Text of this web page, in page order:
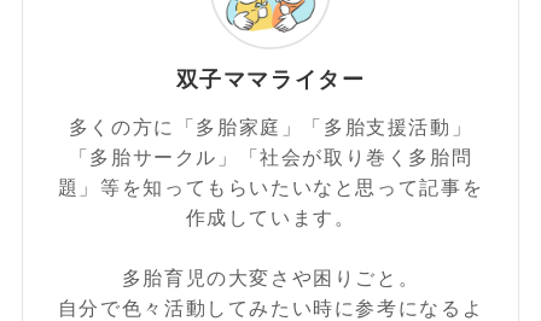
双子ママライター
多くの方に「多胎家庭」「多胎支援活動」
「多胎サークル」「社会が取り巻く多胎問
題」等を知ってもらいたいなと思って記事を
作成しています。
多胎育児の大変さや困りごと。
自分で色々活動してみたい時に参考になるよ